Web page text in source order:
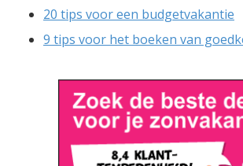
20 tips voor een budgetvakantie
9 tips voor het boeken van